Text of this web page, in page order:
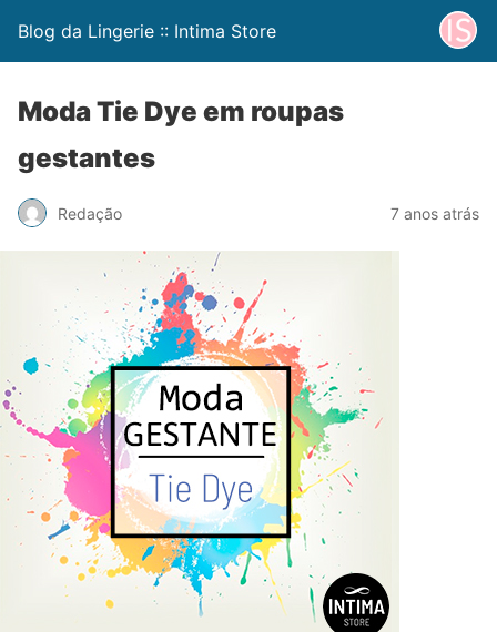
Blog da Lingerie :: Intima Store
Moda Tie Dye em roupas
gestantes
Redação 7 anos atrás